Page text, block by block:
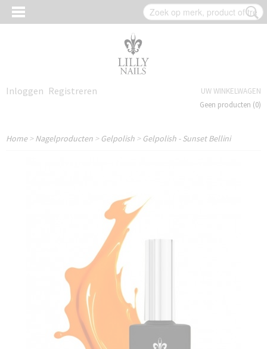
Inloggen Registreren
UW WINKELWAGEN
Geen producten (0)
Home>Nagelproducten > Gelpolish > Gelpolish - Sunset Bellini